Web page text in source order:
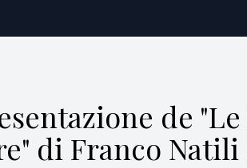
de
di Franco